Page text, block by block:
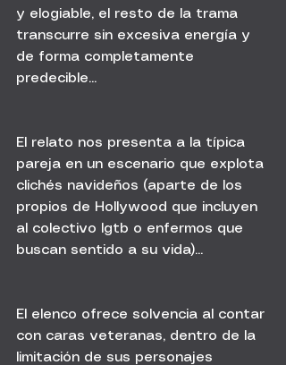
y elogiable, el resto de la trama
transcurre sin excesiva energía y
de forma completamente
predecible...
El relato nos presenta a la típica
pareja en un escenario que explota
clichés navideños (aparte de los
propios de Hollywood que incluyen
al colectivo lgtb o enfermos que
buscan sentido a su vida)...
El elenco ofrece solvencia al contar
con caras veteranas, dentro de la
limitación de sus personajes